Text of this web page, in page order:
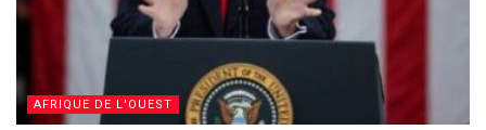
AFRIQUE DE L'OUEST